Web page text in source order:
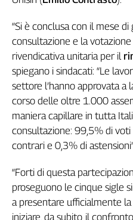
Academy
Collettiva
Play
Rubriche
Collettiva
Talk
La
settimana
Collettiva
Girasoli
Sassolino
Linea
Economica
Tech
“Si è conclusa con il mese
consultazione e la
rivendicativa unitaria per il
spiegano i sindacati: “Le
settore l’hanno approvata a
corso delle oltre 1.000
maniera capillare in tutta
consultazione: 99,5% di
contrari e 0,3% di
“Forti di questa
proseguono le cinque sigle
a presentare ufficialmente la
iniziare, da subito, il